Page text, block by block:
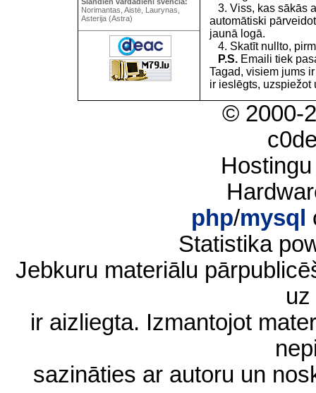
Norimantas, Aistė, Laurynas,
Asterija (Astra)
3. Viss, kas sākās
automātiski
jaunā logā.
4. Skatīt nullto,
P.S. Emaili tiek
Tagad, visiem jums
ir ieslēgts, uzspiežot
© 2000-
php/mysql
Statistika
Jebkuru materiālu
ir aizliegta. Izmantojot
sazināties ar autoru un